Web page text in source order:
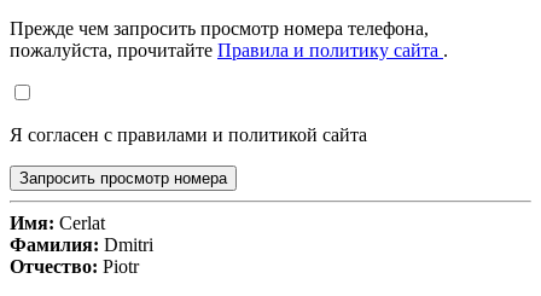
Прежде чем запросить просмотр номера телефона,
пожалуйста, прочитайте Правила и политику сайта .
Я согласен с правилами и политикой сайта
Запросить просмотр номера
Имя: Cerlat
Фамилия: Dmitri
Отчество: Piotr